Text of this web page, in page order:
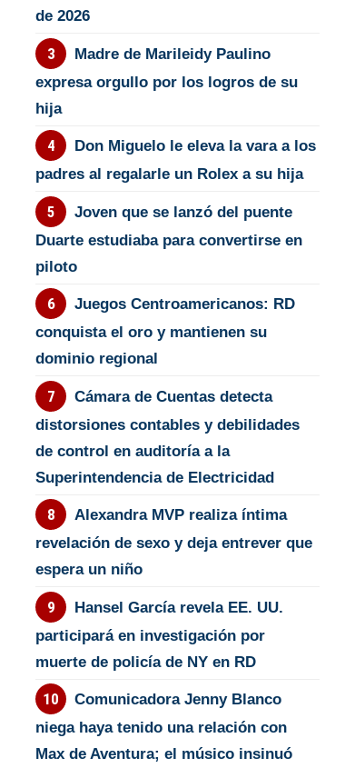
de 2026
Madre de Marileidy Paulino
expresa orgullo por los logros de su
hija
Don Miguelo le eleva la vara a los
padres al regalarle un Rolex a su hija
Joven que se lanzó del puente
Duarte estudiaba para convertirse en
piloto
Juegos Centroamericanos: RD
conquista el oro y mantienen su
dominio regional
Cámara de Cuentas detecta
distorsiones contables y debilidades
de control en auditoría a la
Superintendencia de Electricidad
Alexandra MVP realiza íntima
revelación de sexo y deja entrever que
espera un niño
Hansel García revela EE. UU.
participará en investigación por
muerte de policía de NY en RD
Comunicadora Jenny Blanco
niega haya tenido una relación con
Max de Aventura; el músico insinuó